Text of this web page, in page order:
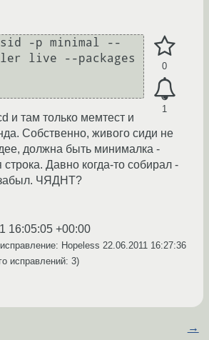
0
1
-p minimal --
live --packages
и там только мемтест и
Собственно, живого сиди не
должна быть минималка -
Давно когда-то собирал -
ЧЯДНТ?
16:05:05 +00:00
Hopeless 22.06.2011 16:27:36
исправлений: 3)
→